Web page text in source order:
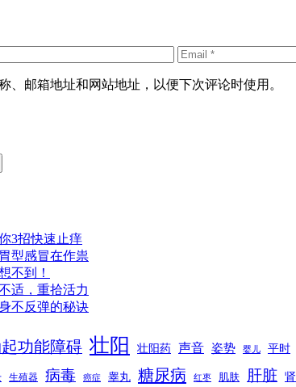
、邮箱地址和网站地址，以便下次评论时使用。
3招快速止痒
型感冒在作祟
不到！
适，重拾活力
不反弹的秘诀
功能障碍 壮阳 壮阳药 声音 姿势 婴儿 平时
生殖器 病毒 癌症 睾丸 糖尿病 红枣 肌肤 肝脏